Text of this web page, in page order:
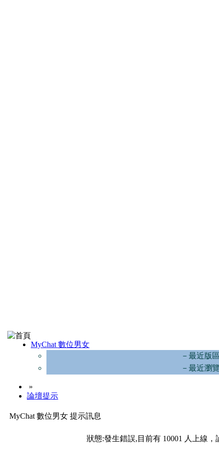
MyChat 數位男女
－最近版
－最近瀏
»
論壇提示
MyChat 數位男女 提示訊息
狀態:發生錯誤,目前有 10001 人上線